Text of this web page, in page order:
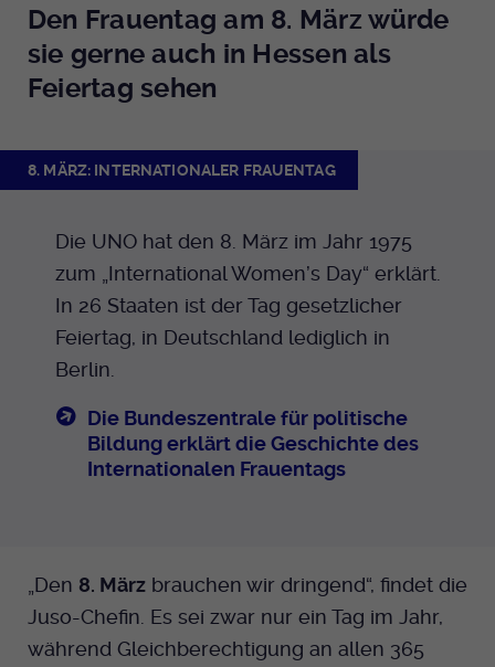
Den Frauentag am 8. März würde
sie gerne auch in Hessen als
Feiertag sehen
8. MÄRZ: INTERNATIONALER FRAUENTAG
Die UNO hat den 8. März im Jahr 1975
zum „International Women’s Day“ erklärt.
In 26 Staaten ist der Tag gesetzlicher
Feiertag, in Deutschland lediglich in
Berlin.
Die Bundeszentrale für politische
Bildung erklärt die Geschichte des
Internationalen Frauentags
„Den 8. März brauchen wir dringend“, findet die
Juso-Chefin. Es sei zwar nur ein Tag im Jahr,
während Gleichberechtigung an allen 365